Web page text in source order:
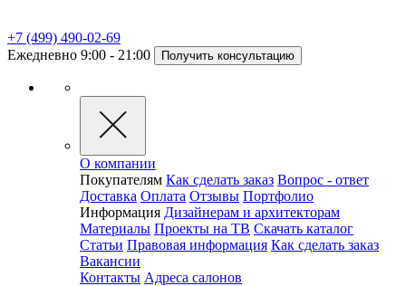
+7 (499) 490-02-69
Ежедневно 9:00 - 21:00
Получить консультацию
О компании
Покупателям Как сделать заказ Вопрос - ответ
Доставка Оплата Отзывы Портфолио
Информация Дизайнерам и архитекторам
Материалы Проекты на ТВ Скачать каталог
Статьи Правовая информация Как сделать заказ
Вакансии
Контакты Адреса салонов